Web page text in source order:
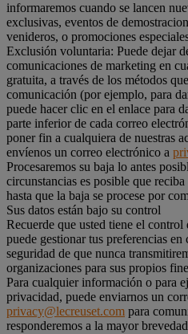
informaremos cuando se lancen
exclusivas, eventos de
venideros, o promociones
Exclusión voluntaria: Puede dejar
comunicaciones de marketing en
gratuita, a través de los métodos
comunicación (por ejemplo, para
puede hacer clic en el enlace para
parte inferior de cada correo
poner fin a cualquiera de nuestras
envíenos un correo electrónico a
Procesaremos su baja lo antes
circunstancias es posible que
hasta que la baja se procese por
Sus datos están bajo su control
Recuerde que usted tiene el control
puede gestionar tus preferencias
seguridad de que nunca
organizaciones para sus propios
Para cualquier información o para
privacidad, puede enviarnos un
privacy@lecreuset.com para
responderemos a la mayor